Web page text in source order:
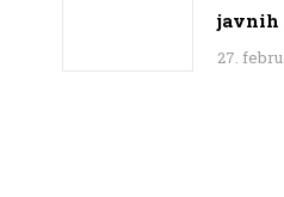
javnih
27.